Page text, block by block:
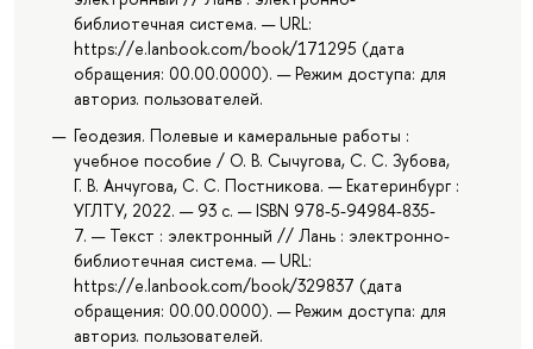
библиотечная система. — URL:
https://e.lanbook.com/book/171295 (дата
обращения: 00.00.0000). — Режим доступа: для
авториз. пользователей.
Геодезия. Полевые и камеральные работы :
учебное пособие / О. В. Сычугова, С. С. Зубова,
Г. В. Анчугова, С. С. Постникова. — Екатеринбург :
УГЛТУ, 2022. — 93 с. — ISBN 978-5-94984-835-
7. — Текст : электронный // Лань : электронно-
библиотечная система. — URL:
https://e.lanbook.com/book/329837 (дата
обращения: 00.00.0000). — Режим доступа: для
авториз. пользователей.